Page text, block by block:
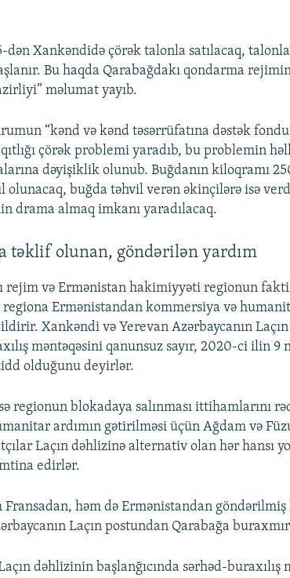
dən Xankəndidə çörək talonla satılacaq,
Bu haqda Qarabağdakı qondarma
məlumat yayıb.
“kənd və kənd təsərrüfatına dəstək
çörək problemi yaradıb, bu problemin
dəyişiklik olunub. Buğdanın kiloqramı
olunacaq, buğda təhvil verən əkinçilərə isə
drama almaq imkanı yaradılacaq.
təklif olunan, göndərilən yardım
rejim və Ermənistan hakimiyyəti regionun
regiona Ermənistandan kommersiya və
Xankəndi və Yerevan Azərbaycanın
məntəqəsini qanunsuz sayır, 2020-ci ilin 9
olduğunu deyirlər.
regionun blokadaya salınması ittihamlarını
ardımın gətirilməsi üçün Ağdam və
Laçın dəhlizinə alternativ olan hər hansı
edirlər.
Fransadan, həm də Ermənistandan
Laçın postundan Qarabağa
dəhlizinin başlanğıcında sərhəd-buraxılış